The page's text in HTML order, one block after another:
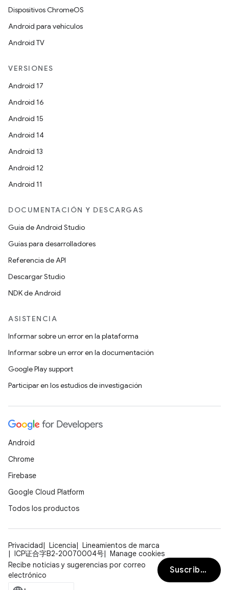
Dispositivos ChromeOS
Android para vehículos
Android TV
VERSIONES
Android 17
Android 16
Android 15
Android 14
Android 13
Android 12
Android 11
DOCUMENTACIÓN Y DESCARGAS
Guía de Android Studio
Guías para desarrolladores
Referencia de API
Descargar Studio
NDK de Android
ASISTENCIA
Informar sobre un error en la plataforma
Informar sobre un error en la documentación
Google Play support
Participar en los estudios de investigación
Android
Chrome
Firebase
Google Cloud Platform
Todos los productos
Privacidad Licencia
Lineamientos de marca
ICP证合字B2-20070004号
Manage cookies
Recibe noticias y sugerencias por correo
electrónico
Suscribirse